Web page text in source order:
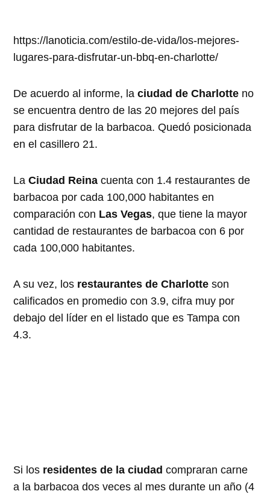
https://lanoticia.com/estilo-de-vida/los-mejores-
lugares-para-disfrutar-un-bbq-en-charlotte/
De acuerdo al informe, laciudad de Charlotte no
se encuentra dentro de las 20 mejores del país
para disfrutar de la barbacoa. Quedó posicionada
en el casillero 21.
LaCiudad Reina cuenta con 1.4 restaurantes de
barbacoa por cada 100,000 habitantes en
comparación con Las Vegas, que tiene la mayor
cantidad de restaurantes de barbacoa con 6 por
cada 100,000 habitantes.
A su vez, los restaurantes de Charlotteson
calificados en promedio con 3.9, cifra muy por
debajo del líder en el listado que es Tampa con
4.3.
Si los residentes de la ciudad compraran carne
a la barbacoa dos veces al mes durante un año (4